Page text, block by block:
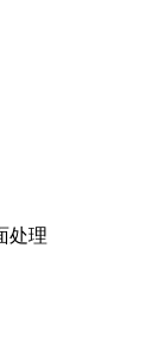
处理